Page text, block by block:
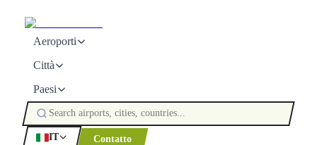
Aeroporti
Città
Paesi
IT Contatto